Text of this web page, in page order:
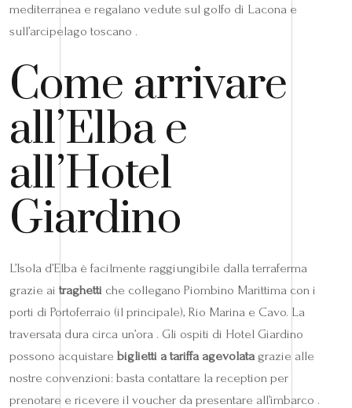
mediterranea e regalano vedute sul golfo di Lacona e
sull’arcipelago toscano .
Come arrivare
all’Elba e
all’Hotel
Giardino
L’Isola d’Elba è facilmente raggiungibile dalla terraferma
grazie ai traghetti che collegano Piombino Marittima con i
porti di Portoferraio (il principale), Rio Marina e Cavo. La
traversata dura circa un’ora . Gli ospiti di Hotel Giardino
possono acquistare biglietti a tariffa agevolatagrazie alle
nostre convenzioni: basta contattare la reception per
prenotare e ricevere il voucher da presentare all’imbarco .